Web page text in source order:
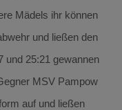
Mädels ihr können
und ließen den
und 25:21 gewannen
MSV Pampow
auf und ließen